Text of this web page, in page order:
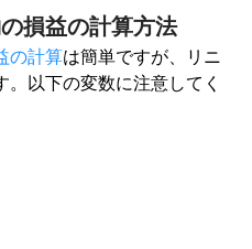
損益の計算方法
の計算は簡単ですが、リニ
以下の変数に注意してく